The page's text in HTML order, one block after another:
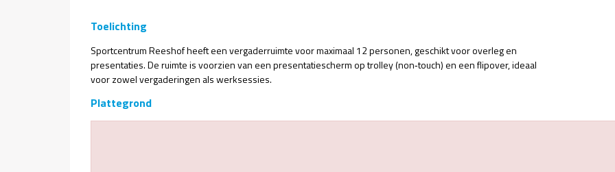
Toelichting
Sportcentrum Reeshof heeft een vergaderruimte voor maximaal 12 personen, geschikt voor overleg en
presentaties. De ruimte is voorzien van een presentatiescherm op trolley (non‑touch) en een flipover, ideaal
voor zowel vergaderingen als werksessies.
Plattegrond